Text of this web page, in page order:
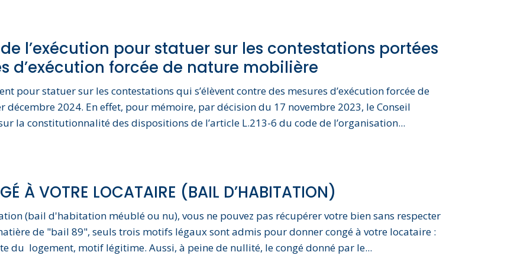
l’exécution pour statuer sur les contestations portées
d’exécution forcée de nature mobilière
pour statuer sur les contestations qui s’élèvent contre des mesures d’exécution forcée de
2024. En effet, pour mémoire, par décision du 17 novembre 2023, le Conseil
la constitutionnalité des dispositions de l’article L.213-6 du code de l’organisation...
À VOTRE LOCATAIRE (BAIL D’HABITATION)
(bail d'habitation méublé ou nu), vous ne pouvez pas récupérer votre bien sans respecter
de "bail 89", seuls trois motifs légaux sont admis pour donner congé à votre locataire :
du logement, motif légitime. Aussi, à peine de nullité, le congé donné par le...